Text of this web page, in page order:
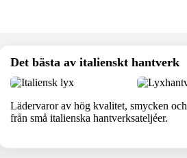
Det bästa av italienskt hantverk
Lädervaror av hög kvalitet, smycken
från små italienska hantverksateljéer.